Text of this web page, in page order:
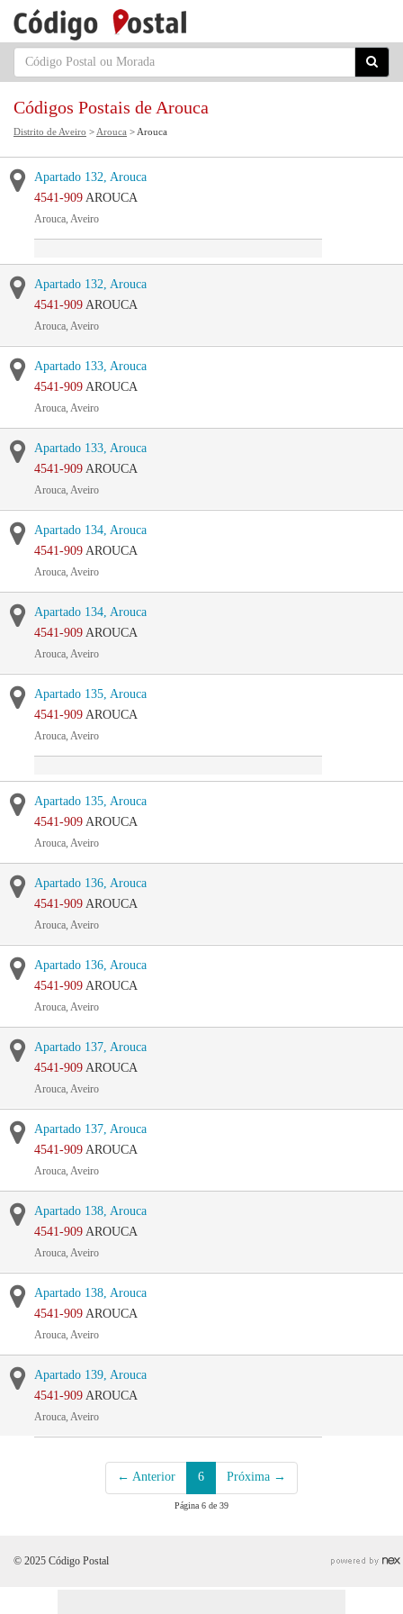
Códigos Postais de Arouca
Distrito de Aveiro > Arouca > Arouca
Apartado 132, Arouca
4541-909 AROUCA
Arouca, Aveiro
Apartado 132, Arouca
4541-909 AROUCA
Arouca, Aveiro
Apartado 133, Arouca
4541-909 AROUCA
Arouca, Aveiro
Apartado 133, Arouca
4541-909 AROUCA
Arouca, Aveiro
Apartado 134, Arouca
4541-909 AROUCA
Arouca, Aveiro
Apartado 134, Arouca
4541-909 AROUCA
Arouca, Aveiro
Apartado 135, Arouca
4541-909 AROUCA
Arouca, Aveiro
Apartado 135, Arouca
4541-909 AROUCA
Arouca, Aveiro
Apartado 136, Arouca
4541-909 AROUCA
Arouca, Aveiro
Apartado 136, Arouca
4541-909 AROUCA
Arouca, Aveiro
Apartado 137, Arouca
4541-909 AROUCA
Arouca, Aveiro
Apartado 137, Arouca
4541-909 AROUCA
Arouca, Aveiro
Apartado 138, Arouca
4541-909 AROUCA
Arouca, Aveiro
Apartado 138, Arouca
4541-909 AROUCA
Arouca, Aveiro
Apartado 139, Arouca
4541-909 AROUCA
Arouca, Aveiro
← Anterior 6 Próxima →
Página 6 de 39
© 2025 Código Postal